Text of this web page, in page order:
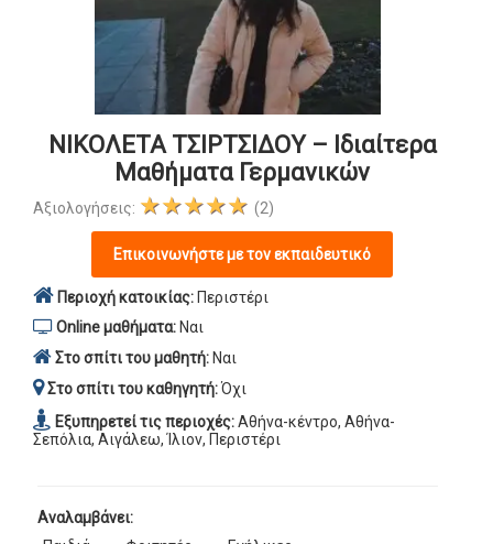
ΝΙΚΟΛΕΤΑ ΤΣΙΡΤΣΙΔΟΥ – Ιδιαίτερα
Μαθήματα Γερμανικών
Αξιολογήσεις: ★★★★★ (2)
Επικοινωνήστε με τον εκπαιδευτικό
Περιοχή κατοικίας: Περιστέρι
Online μαθήματα: Ναι
Στο σπίτι του μαθητή: Ναι
Στο σπίτι του καθηγητή:Όχι
Εξυπηρετεί τις περιοχές:Αθήνα-κέντρο, Αθήνα-
Σεπόλια, Αιγάλεω, Ίλιον, Περιστέρι
Αναλαμβάνει: